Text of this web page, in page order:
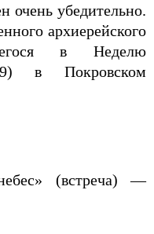
очень убедительно.
архиерейского
в Неделю
в Покровском
(встреча) —